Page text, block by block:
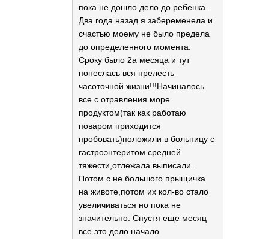
пока не дошло дело до ребенка.
Два года назад я забеременела и
счастью моему не было предела
до определенного момента.
Сроку было 2а месяца и тут
понеслась вся прелесть
часоточной жизни!!!Начиналось
все с отравления море
продуктом(так как работаю
поваром приходится
пробовать)положили в больницу с
гастроэнтеритом средней
тяжести,отлежала выписали.
Потом с не большого прыщичка
на животе,потом их кол-во стало
увеличиваться но пока не
значительно. Спустя еще месяц
все это дело начало